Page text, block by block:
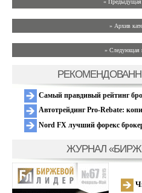
« Предыдущая
» Архив
» Следующая
Самый правдивый рейтинг
Автотрейдинг Pro-Rebate:
Nord FX лучший форекс
ЖУРНАЛ